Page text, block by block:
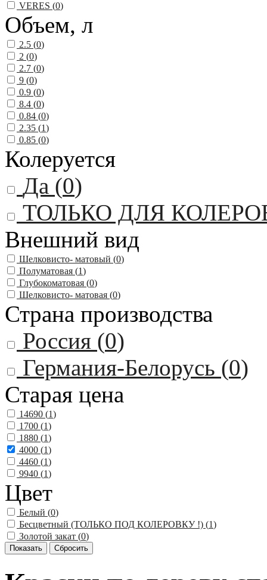
VERES (0)
Объем, л
2.5 (0)
2 (0)
2.7 (0)
9 (0)
0.9 (0)
8.4 (0)
0.84 (0)
2.35 (1)
0.85 (0)
Колеруется
Да (0)
ТОЛЬКО ДЛЯ
Внешний вид
Шелковисто- матовый (0)
Полуматовая (1)
Глубокоматовая (0)
Шелковисто- матовая (0)
Страна производства
Россия (0)
Германия-Белорусь (0)
Старая цена
14690 (1)
1700 (1)
1880 (1)
4000 (1)
4460 (1)
9940 (1)
Цвет
Белый (0)
Бесцветный (ТОЛЬКО ПОД КОЛЕРОВКУ !) (1)
Золотой закат (0)